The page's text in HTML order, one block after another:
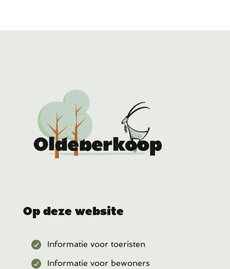
Op deze website
Informatie voor toeristen
Informatie voor bewoners